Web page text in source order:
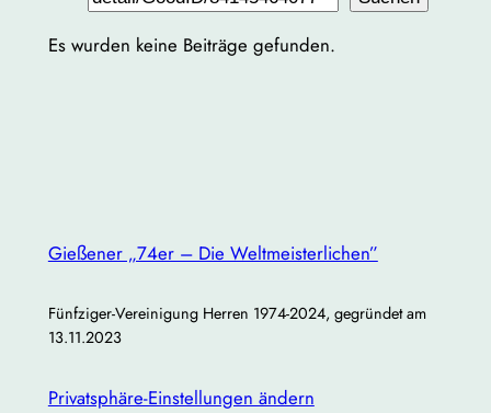
Es wurden keine Beiträge gefunden.
Gießener „74er – Die Weltmeisterlichen”
Fünfziger-Vereinigung Herren 1974-2024, gegründet am
13.11.2023
Privatsphäre-Einstellungen ändern